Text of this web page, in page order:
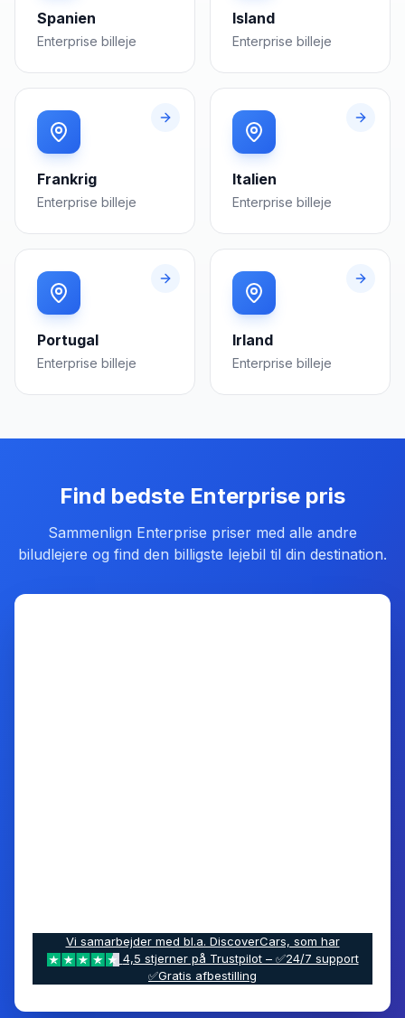
Spanien
Enterprise billeje
Island
Enterprise billeje
Frankrig
Enterprise billeje
Italien
Enterprise billeje
Portugal
Enterprise billeje
Irland
Enterprise billeje
Find bedste Enterprise pris
Sammenlign Enterprise priser med alle andre
biludlejere og find den billigste lejebil til din destination.
Vi samarbejder med bl.a. DiscoverCars, som har
4,5 stjerner på Trustpilot – ✅24/7 support
✅Gratis afbestilling